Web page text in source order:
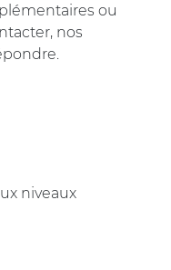
ou
nos
niveaux